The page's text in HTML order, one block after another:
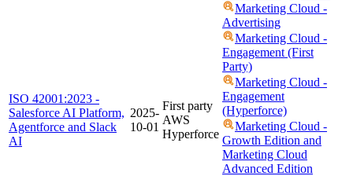
ISO 42001:2023 -
Salesforce AI Platform,
Agentforce and Slack
AI
2025-
10-01
First party
AWS
Hyperforce
Marketing Cloud -
Advertising
Marketing Cloud -
Engagement (First
Party)
Marketing Cloud -
Engagement
(Hyperforce)
Marketing Cloud -
Growth Edition and
Marketing Cloud
Advanced Edition